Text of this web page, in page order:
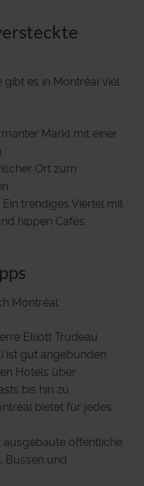
gibt es in Montréal viel
Markt mit einer
Ort zum
Ein trendiges Viertel mit
hippen Cafés.
Montréal:
Elliott Trudeau
ist gut angebunden.
Hotels über
bis hin zu
bietet für jedes
ausgebaute öffentliche
Bussen und